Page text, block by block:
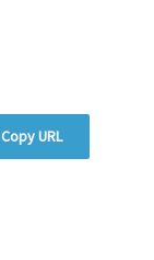
Copy URL